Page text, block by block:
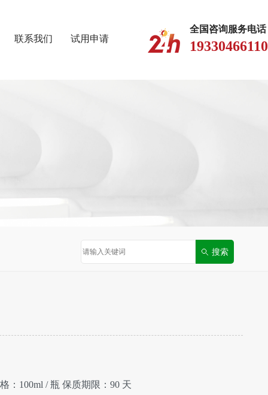
联系我们 试用申请
全国咨询服务电话
19330466110
：100ml / 瓶 保质期限：90 天